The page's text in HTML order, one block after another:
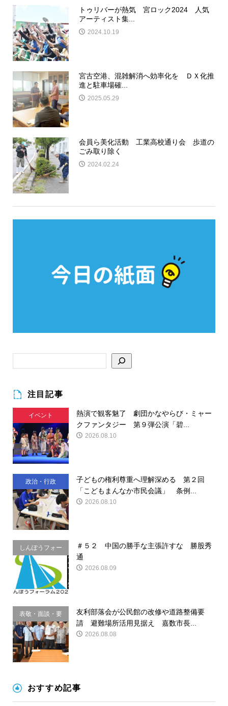
トゥリバーが熱気 宮ロック2024 人気
アーティスト集...
2024.10.19
宮古空港、混雑解消へ効率化を ＤＸ化推
進と駐車場確...
2025.05.29
会員ら美化活動 工業高校通り会 歩道の
ごみ取り除く
2024.02.24
注目記事
イベント
熱演で観客魅了 劇団かなやらび・ミャー
クファンタジー 第９弾公演「碧...
2026.08.10
政治・行政
子どもの権利尊重へ理解深める 第２回
「こどもまんなか市民会議」 条例...
2026.08.10
しんぽうフォー
ラム
＃５２ 中国の勝手な主張許すな 勝股秀
通
2026.08.09
表敬・面談・要
請
友利部落会が公民館の改修や道路整備要
請 避難場所活用見据え 嘉数市長...
2026.08.08
おすすめ記事